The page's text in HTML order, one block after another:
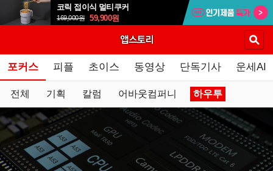
코릭 접이식 멀티쿠커
169,000원 59,900원
포커스 피플 초이스 동영상 단독기사 운세AI
전체 기획 칼럼 어바웃컴퍼니 하우투
닫기
요약